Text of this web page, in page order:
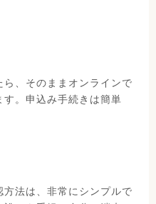
、そのままオンラインで
。申込み手続きは簡単
法は、非常にシンプルで